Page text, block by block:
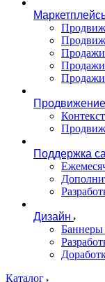
Поддержка
Дизайн
Баннеры
Каталог